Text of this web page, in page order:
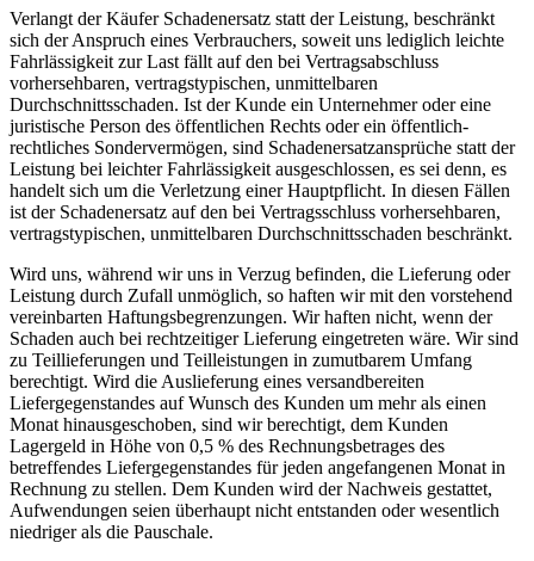
Verlangt der Käufer Schadenersatz statt der Leistung, beschränkt
sich der Anspruch eines Verbrauchers, soweit uns lediglich leichte
Fahrlässigkeit zur Last fällt auf den bei Vertragsabschluss
vorhersehbaren, vertragstypischen, unmittelbaren
Durchschnittsschaden. Ist der Kunde ein Unternehmer oder eine
juristische Person des öffentlichen Rechts oder ein öffentlich-
rechtliches Sondervermögen, sind Schadenersatzansprüche statt der
Leistung bei leichter Fahrlässigkeit ausgeschlossen, es sei denn, es
handelt sich um die Verletzung einer Hauptpflicht. In diesen Fällen
ist der Schadenersatz auf den bei Vertragsschluss vorhersehbaren,
vertragstypischen, unmittelbaren Durchschnittsschaden beschränkt.
Wird uns, während wir uns in Verzug befinden, die Lieferung oder
Leistung durch Zufall unmöglich, so haften wir mit den vorstehend
vereinbarten Haftungsbegrenzungen. Wir haften nicht, wenn der
Schaden auch bei rechtzeitiger Lieferung eingetreten wäre. Wir sind
zu Teillieferungen und Teilleistungen in zumutbarem Umfang
berechtigt. Wird die Auslieferung eines ver­sandbereiten
Liefergegenstandes auf Wunsch des Kunden um mehr als einen
Monat hinausgeschoben, sind wir berechtigt, dem Kunden
Lagergeld in Höhe von 0,5 % des Rechnungsbetrages des
betreffendes Liefergegenstandes für jeden angefangenen Monat in
Rechnung zu stellen. Dem Kunden wird der Nachweis gestattet,
Aufwendungen seien überhaupt nicht entstanden oder wesentlich
niedriger als die Pauschale.